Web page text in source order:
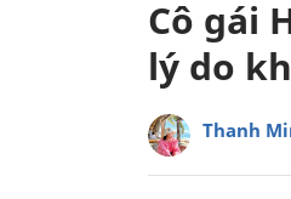
Cô gái
lý do
Thanh